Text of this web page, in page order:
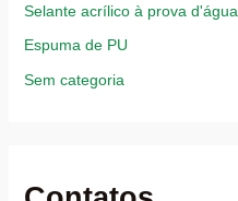
Selante acrílico à prova d'água
Espuma de PU
Sem categoria